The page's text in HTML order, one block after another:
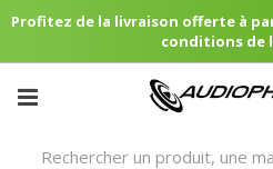
Profitez de la livraison offerte à
conditions de